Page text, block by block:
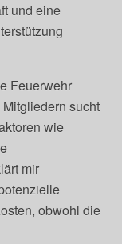
und eine
Feuerwehr
sucht
wie
mir
obwohl die